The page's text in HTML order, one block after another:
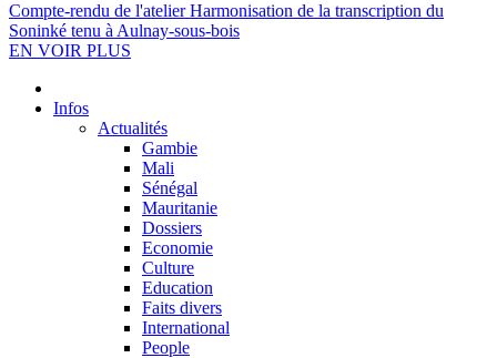
Compte-rendu de l'atelier Harmonisation de la transcription du
Soninké tenu à Aulnay-sous-bois
EN VOIR PLUS
Infos
Actualités
Gambie
Mali
Sénégal
Mauritanie
Dossiers
Economie
Culture
Education
Faits divers
International
People